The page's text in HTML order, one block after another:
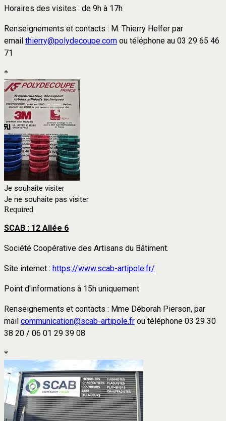
Horaires des visites : de 9h à 17h
Renseignements et contacts : M. Thierry Helfer par
email thierry@polydecoupe.com ou téléphone au 03 29 65 46
71
*
Je souhaite visiter
Je ne souhaite pas visiter
Required
SCAB : 12 Allée 6
Société Coopérative des Artisans du Bâtiment.
Site internet : https://www.scab-artipole.fr/
Point d'informations à 15h uniquement
Renseignements et contacts : Mme Déborah Pierson, par
mail communication@scab-artipole.fr ou téléphone 03 29 30
38 20 / 06 01 29 39 08
*